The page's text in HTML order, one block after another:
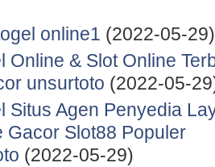
online1 (2022-05-29)
Online & Slot Online
unsurtoto (2022-05-
Situs Agen Penyedia
Gacor Slot88 Populer
(2022-05-29)